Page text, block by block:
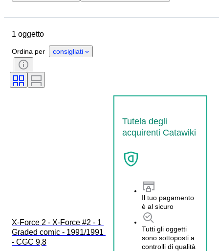
Serie
Tipo di fumetto
1 oggetto
Ordina per consigliati
X-Force 2 - X-Force #2 - 1
Graded comic - 1991/1991
- CGC 9,8
Tutela degli
acquirenti Catawiki
Il tuo pagamento
è al sicuro
Tutti gli oggetti
sono sottoposti a
controlli di qualità